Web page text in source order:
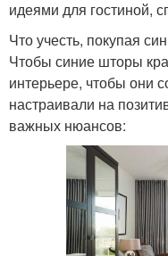
идеями для гостиной,
Что учесть, покупая
Чтобы синие шторы
интерьере, чтобы они
настраивали на
важных нюансов: